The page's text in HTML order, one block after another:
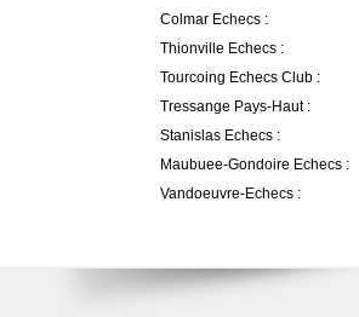
Colmar Echecs :
Thionville Echecs :
Tourcoing Echecs Club :
Tressange Pays-Haut :
Stanislas Echecs :
Maubuee-Gondoire Echecs :
Vandoeuvre-Echecs :